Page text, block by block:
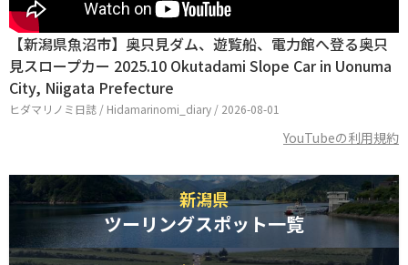
【新潟県魚沼市】奥只見ダム、遊覧船、電力館へ登る奥只
見スロープカー 2025.10 Okutadami Slope Car in Uonuma
City, Niigata Prefecture
ヒダマリノミ日誌 / Hidamarinomi_diary / 2026-08-01
YouTubeの利用規約
新潟県
ツーリングスポット一覧